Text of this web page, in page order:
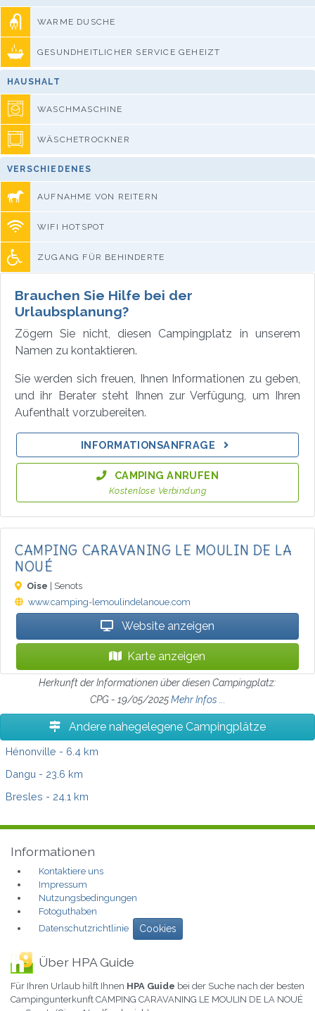
WARME DUSCHE
GESUNDHEITLICHER SERVICE GEHEIZT
HAUSHALT
WASCHMASCHINE
WÄSCHETROCKNER
VERSCHIEDENES
AUFNAHME VON REITERN
WIFI HOTSPOT
ZUGANG FÜR BEHINDERTE
Brauchen Sie Hilfe bei der
Urlaubsplanung?
Zögern Sie nicht, diesen Campingplatz in unserem
Namen zu kontaktieren.
Sie werden sich freuen, Ihnen Informationen zu geben,
und ihr Berater steht Ihnen zur Verfügung, um Ihren
Aufenthalt vorzubereiten.
INFORMATIONSANFRAGE
CAMPING ANRUFEN
Kostenlose Verbindung
CAMPING CARAVANING LE MOULIN DE LA
NOUÉ
Oise | Senots
www.camping-lemoulindelanoue.com
Website anzeigen
Karte anzeigen
Herkunft der Informationen über diesen Campingplatz:
CPG - 19/05/2025Mehr Infos ...
Andere nahegelegene Campingplätze
Hénonville - 6.4 km
Dangu - 23.6 km
Bresles - 24.1 km
Informationen
Kontaktiere uns
Impressum
Nutzungsbedingungen
Fotoguthaben
Datenschutzrichtlinie
Cookies
Über HPA Guide
Für Ihren Urlaub hilft Ihnen HPA Guide bei der Suche nach der besten
Campingunterkunft CAMPING CARAVANING LE MOULIN DE LA NOUÉ